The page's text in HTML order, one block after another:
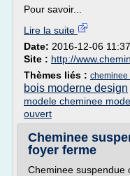
Pour savoir...
Lire la suite
Date: 2016-12-06
Site : http://
Thèmes liés : cheminee
bois moderne design
modele cheminee
ouvert
Cheminee
foyer ferme
Cheminee suspendue